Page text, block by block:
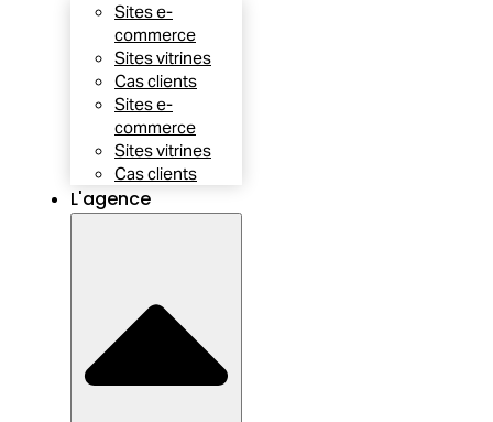
Sites e-
commerce
Sites vitrines
Cas clients
Sites e-
commerce
Sites vitrines
Cas clients
L'agence